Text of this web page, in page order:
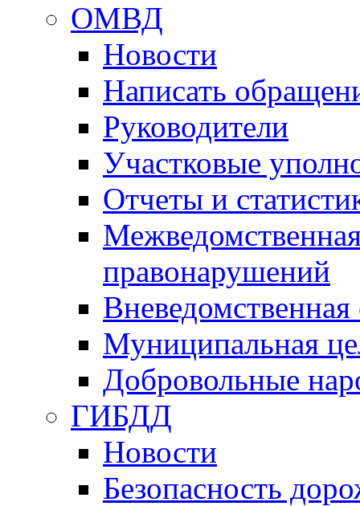
ОМВД
Новости
Написать
Руководители
Участковые
Отчеты и
правонарушений
Вневедомственная
Муниципальная
Добровольные
ГИБДД
Новости
Безопасность